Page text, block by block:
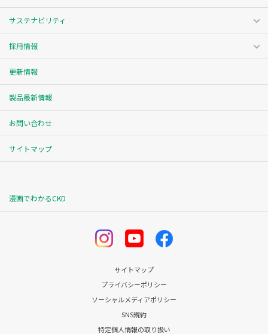
サステナビリティ
採用情報
更新情報
製品最新情報
お問い合わせ
サイトマップ
漫画でわかるCKD
サイトマップ
プライバシーポリシー
ソーシャルメディアポリシー
SNS規約
特定個人情報の取り扱い